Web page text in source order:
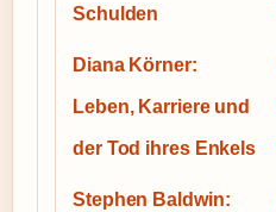
Schulden
Diana Körner:
Leben, Karriere und
der Tod ihres Enkels
Stephen Baldwin: